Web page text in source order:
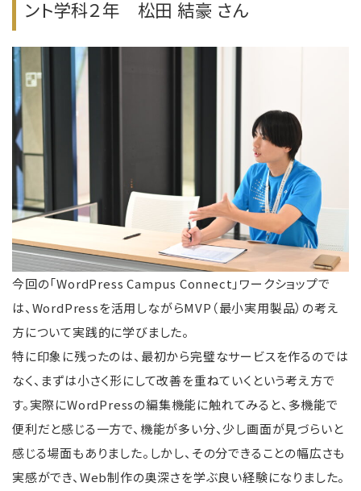
ント学科２年 松田 結豪 さん
今回の「WordPress Campus Connect」ワークショップで
は、WordPressを活用しながらMVP（最小実用製品）の考え
方について実践的に学びました。
特に印象に残ったのは、最初から完璧なサービスを作るのでは
なく、まずは小さく形にして改善を重ねていくという考え方で
す。実際にWordPressの編集機能に触れてみると、多機能で
便利だと感じる一方で、機能が多い分、少し画面が見づらいと
感じる場面もありました。しかし、その分できることの幅広さも
実感ができ、Web制作の奥深さを学ぶ良い経験になりました。